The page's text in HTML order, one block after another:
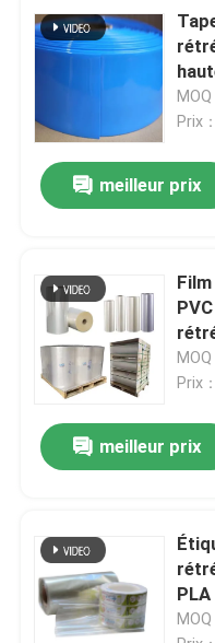
Prix
meilleur prix
Prix
meilleur prix